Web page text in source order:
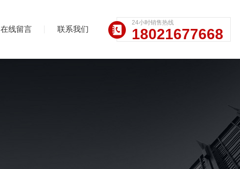
在线留言 联系我们
24小时销售热线
18021677668